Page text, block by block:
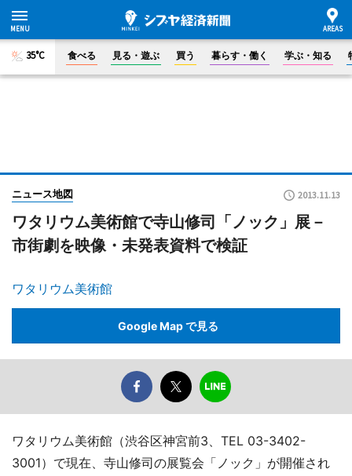
35°C 食べる 見る・遊ぶ 買う 暮らす・働く 学ぶ・知る
ニュース地図 2013.11.13
ワタリウム美術館で寺山修司「ノック」展－
市街劇を映像・未発表資料で検証
ワタリウム美術館
Google Map で見る
ワタリウム美術館（渋谷区神宮前3、TEL 03-3402-
3001）で現在、寺山修司の展覧会「ノック」が開催され